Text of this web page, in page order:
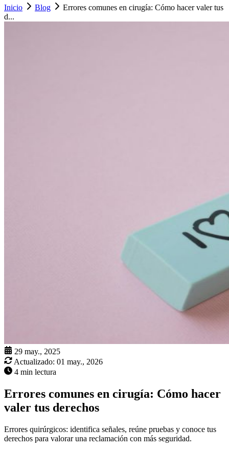
Inicio Blog
Errores comunes en cirugía: Cómo hacer valer tus
d...
29 may., 2025
Actualizado: 01 may., 2026
4 min lectura
Errores comunes en cirugía: Cómo hacer
valer tus derechos
Errores quirúrgicos: identifica señales, reúne pruebas y conoce tus
derechos para valorar una reclamación con más seguridad.